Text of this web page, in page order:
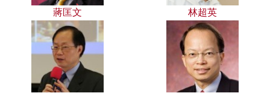
蔣匡文 林超英